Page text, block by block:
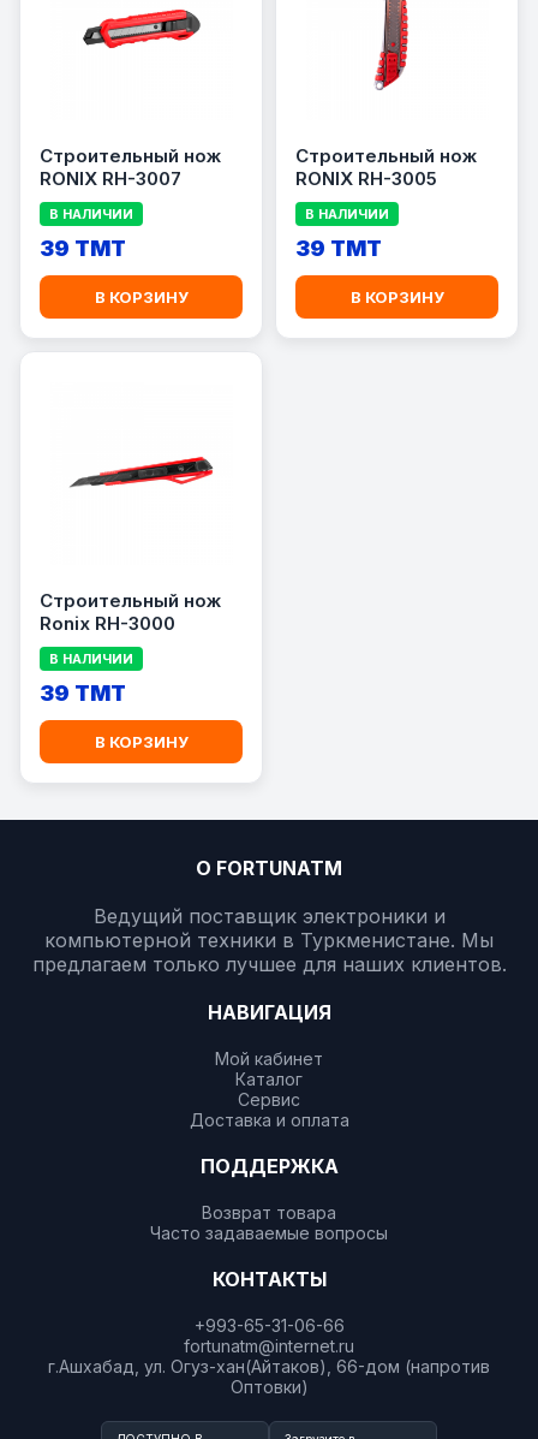
Строительный нож
RONIX RH-3007
В НАЛИЧИИ
39 TMT
В КОРЗИНУ
Строительный нож
RONIX RH-3005
В НАЛИЧИИ
39 TMT
В КОРЗИНУ
Строительный нож
Ronix RH-3000
В НАЛИЧИИ
39 TMT
В КОРЗИНУ
О FORTUNATM
Ведущий поставщик электроники и
компьютерной техники в Туркменистане. Мы
предлагаем только лучшее для наших клиентов.
НАВИГАЦИЯ
Мой кабинет
Каталог
Сервис
Доставка и оплата
ПОДДЕРЖКА
Возврат товара
Часто задаваемые вопросы
КОНТАКТЫ
+993-65-31-06-66
fortunatm@internet.ru
г.Ашхабад, ул. Огуз-хан(Айтаков), 66-дом (напротив
Оптовки)